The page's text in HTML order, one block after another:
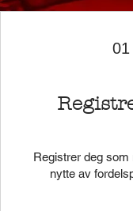
01
Registrer deg som
nytte av